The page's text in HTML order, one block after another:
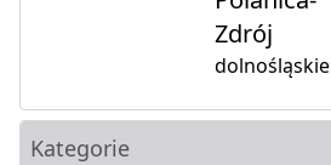
Zdrój
dolnośląskie
Kategorie